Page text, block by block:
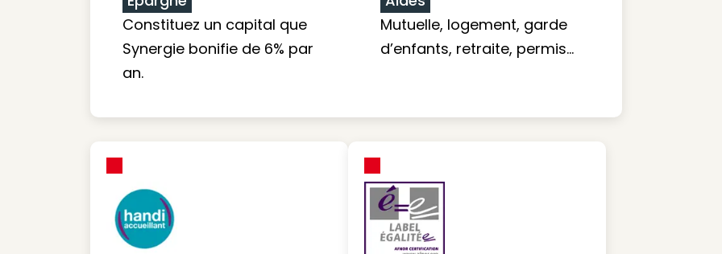
Constituez un capital que
Synergie bonifie de 6% par
an.
Mutuelle, logement, garde
d’enfants, retraite, permis…